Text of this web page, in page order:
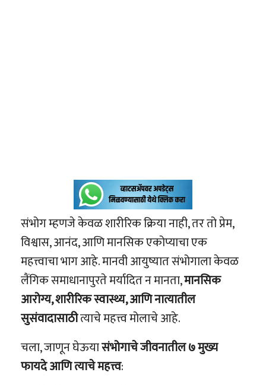
संभोग म्हणजे केवळ शारीरिक क्रिया नाही, तर तो प्रेम,
विश्वास, आनंद, आणि मानसिक एकोप्याचा एक
महत्त्वाचा भाग आहे. मानवी आयुष्यात संभोगाला केवळ
लैंगिक समाधानापुरते मर्यादित न मानता,मानसिक
आरोग्य, शारीरिक स्वास्थ्य, आणि नात्यातील
सुसंवादासाठीत्याचे महत्त्व मोलाचे आहे.
चला, जाणून घेऊयासंभोगाचे जीवनातील ७ मुख्य
फायदे आणि त्याचे महत्त्व: